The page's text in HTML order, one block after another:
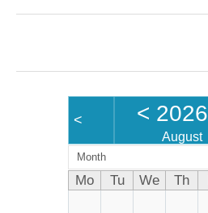
< < 2026
August
Month
Mo Tu We Th